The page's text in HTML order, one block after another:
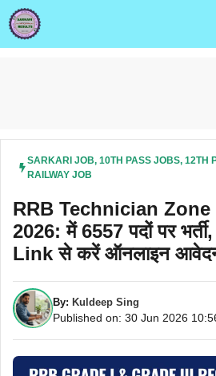
Skip
to
content
SARKARI JOB, 10TH PASS JOBS, 12TH
RAILWAY JOB
RRB Technician
2026: में 6557 पदों पर
Link से करें ऑनलाइन
By: Kuldeep Sing
Published on: 30 Jun 2026